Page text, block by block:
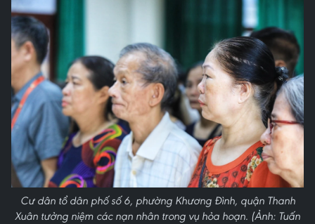
Cư dân tổ dân phố số 6, phường Khương Đình, quận Thanh
Xuân tưởng niệm các nạn nhân trong vụ hỏa hoạn. (Ảnh: Tuấn